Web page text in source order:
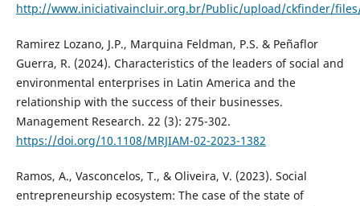
http://www.iniciativaincluir.org.br/Public/upload/ckfinder/files/
Ramirez Lozano, J.P., Marquina Feldman, P.S. & Peñaflor
Guerra, R. (2024). Characteristics of the leaders of social and
environmental enterprises in Latin America and the
relationship with the success of their businesses.
Management Research. 22 (3): 275-302.
https://doi.org/10.1108/MRJIAM-02-2023-1382
Ramos, A., Vasconcelos, T., & Oliveira, V. (2023). Social
entrepreneurship ecosystem: The case of the state of